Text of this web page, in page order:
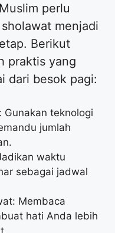
perlu
menjadi
Berikut
praktis yang
dari besok pagi:
Gunakan teknologi
jumlah
waktu
sebagai jadwal
Membaca
hati Anda lebih